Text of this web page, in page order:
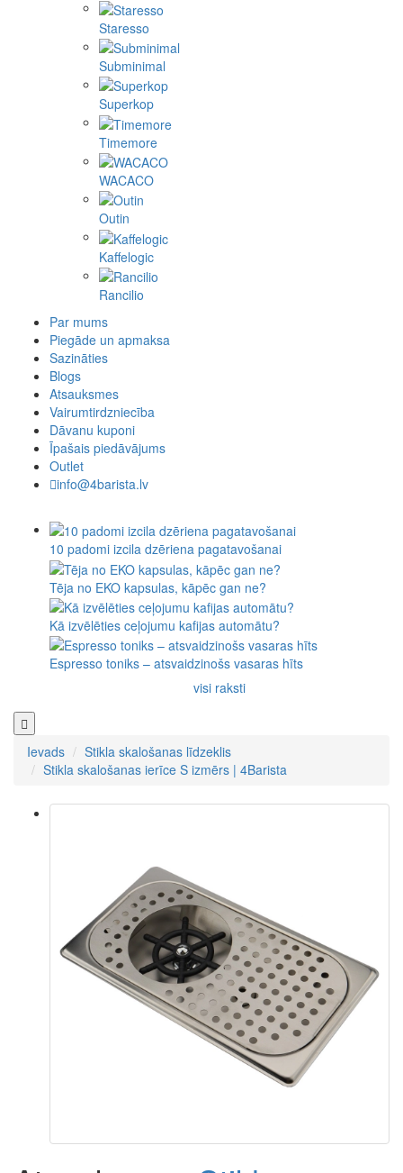
Staresso
Subminimal
Superkop
Timemore
WACACO
Outin
Kaffelogic
Rancilio
Par mums
Piegāde un apmaksa
Sazināties
Blogs
Atsauksmes
Vairumtirdzniecība
Dāvanu kuponi
Īpašais piedāvājums
Outlet
info@4barista.lv
10 padomi izcila dzēriena pagatavošanai
Tēja no EKO kapsulas, kāpēc gan ne?
Kā izvēlēties ceļojumu kafijas automātu?
Espresso toniks – atsvaidzinošs vasaras hīts
visi raksti
Ievads
Stikla skalošanas līdzeklis
Stikla skalošanas ierīce S izmērs | 4Barista